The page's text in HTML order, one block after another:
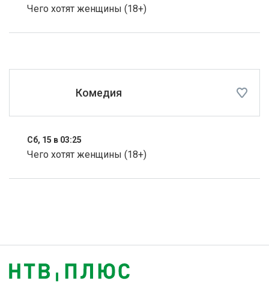
Чего хотят женщины (18+)
Комедия
Сб, 15 в 03:25
Чего хотят женщины (18+)